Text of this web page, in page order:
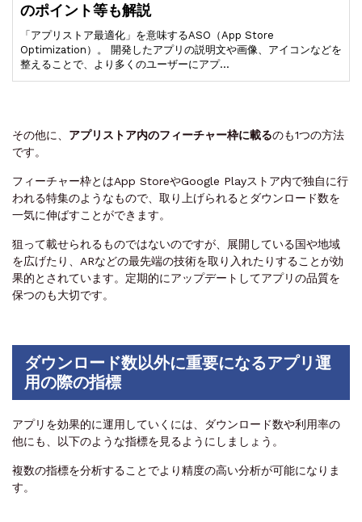
のポイント等も解説
「アプリストア最適化」を意味するASO（App Store
Optimization）。 開発したアプリの説明文や画像、アイコンなどを
整えることで、より多くのユーザーにアプ…
その他に、 アプリストア内のフィーチャー枠に載るのも1つの方法
です。
フィーチャー枠とはApp StoreやGoogle Playストア内で独自に行
われる特集のようなもので、取り上げられるとダウンロード数を
一気に伸ばすことができます。
狙って載せられるものではないのですが、展開している国や地域
を広げたり、ARなどの最先端の技術を取り入れたりすることが効
果的とされています。定期的にアップデートしてアプリの品質を
保つのも大切です。
ダウンロード数以外に重要になるアプリ運
用の際の指標
アプリを効果的に運用していくには、ダウンロード数や利用率の
他にも、以下のような指標を見るようにしましょう。
複数の指標を分析することでより精度の高い分析が可能になりま
す。